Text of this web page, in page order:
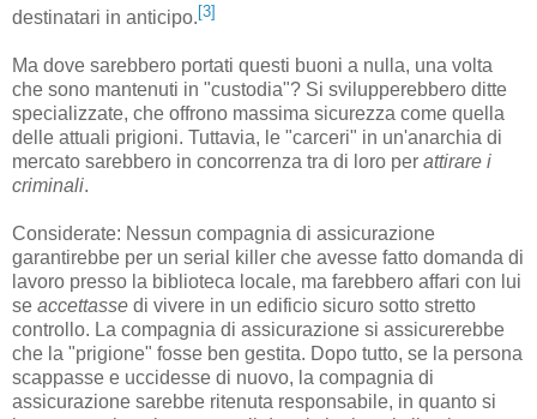
destinatari in anticipo.[3]
Ma dove sarebbero portati questi buoni a nulla, una volta
che sono mantenuti in "custodia"? Si svilupperebbero ditte
specializzate, che offrono massima sicurezza come quella
delle attuali prigioni. Tuttavia, le "carceri" in un'anarchia di
mercato sarebbero in concorrenza tra di loro per attirare i
criminali.
Considerate: Nessun compagnia di assicurazione
garantirebbe per un serial killer che avesse fatto domanda di
lavoro presso la biblioteca locale, ma farebbero affari con lui
se accettasse di vivere in un edificio sicuro sotto stretto
controllo. La compagnia di assicurazione si assicurerebbe
che la "prigione" fosse ben gestita. Dopo tutto, se la persona
scappasse e uccidesse di nuovo, la compagnia di
assicurazione sarebbe ritenuta responsabile, in quanto si